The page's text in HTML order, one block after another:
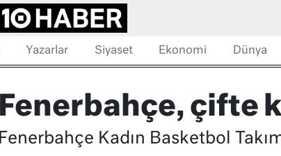
Yazarlar Siyaset Ekonomi Dünya
Fenerbahçe, çifte
Fenerbahçe Kadın Basketbol